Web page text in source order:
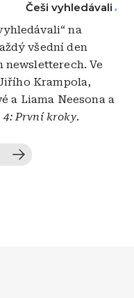
Češi vyhledávali
na
všední den
newsletterech. Ve
Krampola,
a Liama Neesona a
První kroky.